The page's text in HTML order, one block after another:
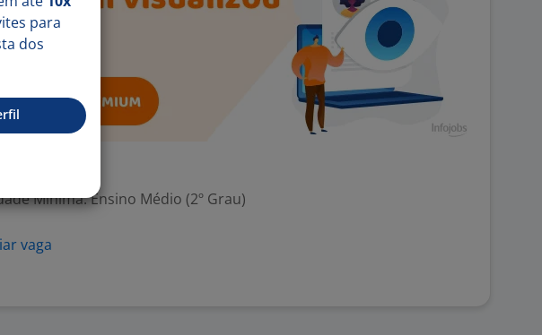
Mínima: Ensino Médio (2º Grau)
vaga
para
dos